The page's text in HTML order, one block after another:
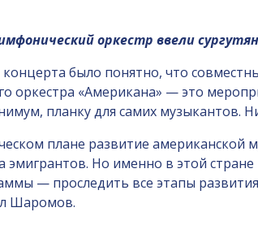
оркестр ввели
было понятно, что
оркестра «Американа» — это
планку для самих музыкантов.
плане развитие американской
Но именно в этой
— проследить все этапы
Шаромов.